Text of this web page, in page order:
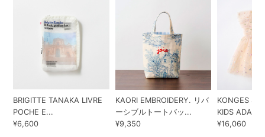
BRIGITTE TANAKA LIVRE
POCHE E...
¥6,600
KAORI EMBROIDERY. リバ
ーシブルトートバッ...
¥9,350
KONGES
KIDS ADA...
¥16,060